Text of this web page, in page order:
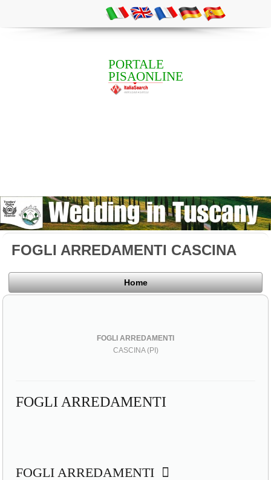
PORTALE
PISAONLINE
FOGLI ARREDAMENTI CASCINA
Home
FOGLI ARREDAMENTI
CASCINA (PI)
FOGLI ARREDAMENTI
FOGLI ARREDAMENTI